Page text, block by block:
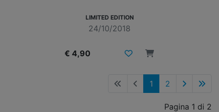
LIMITED EDITION
24/10/2018
€ 4,90
1 2
Pagina 1 di 2